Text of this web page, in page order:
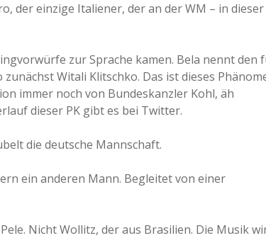
der einzige Italiener, der an der WM – in dieser
zur Sprache kamen. Bela nennt den
Witali Klitschko. Das ist dieses
immer noch von Bundeskanzler Kohl, äh
dieser PK gibt es bei Twitter.
die deutsche Mannschaft.
ein anderen Mann. Begleitet von einer
Nicht Wollitz, der aus Brasilien. Die Musik